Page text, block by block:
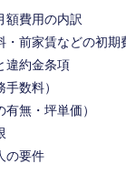
額費用の内訳
・前家賃などの初期
違約金条項
数料）
無・坪単価）
の要件